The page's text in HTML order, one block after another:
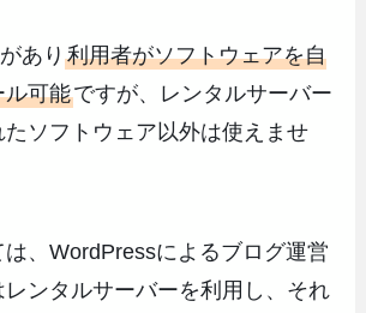
あり利用者がソフトウェアを自
ル可能ですが、レンタルサーバー
ソフトウェア以外は使えませ
、WordPressによるブログ運営
ンタルサーバーを利用し、それ